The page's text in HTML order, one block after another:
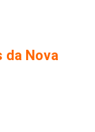
da Nova